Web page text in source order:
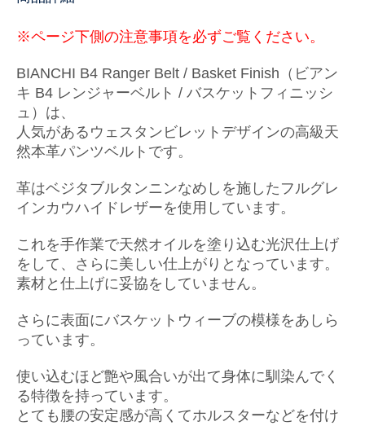
※ページ下側の注意事項を必ずご覧ください。
BIANCHI B4 Ranger Belt / Basket Finish（ビアン
キ B4 レンジャーベルト / バスケットフィニッシ
ュ） は、
人気があるウェスタンビレットデザインの高級天
然本革パンツベルトです。
革はベジタブルタンニンなめしを施したフルグレ
インカウハイドレザーを使用しています。
これを手作業で天然オイルを塗り込む光沢仕上げ
をして、 さらに美しい仕上がりとなっています。
素材と仕上げに妥協をしていません。
さらに表面にバスケットウィーブの模様をあしら
っています。
使い込むほど艶や風合いが出て身体に馴染んでく
る特徴を持っています。
とても腰の安定感が高くてホルスターなどを付け